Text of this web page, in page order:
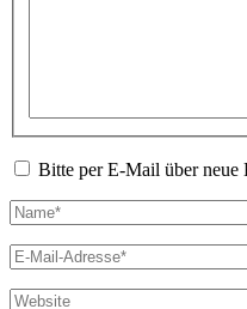
Bitte per E-Mail über neue
Name*
E-
Mail-
Adresse*
Website